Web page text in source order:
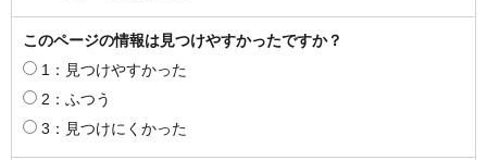
このページの情報は見つけやすかったですか？
1：見つけやすかった
2：ふつう
3：見つけにくかった